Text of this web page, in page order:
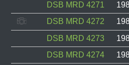
DSB MRD 4271
DSB MRD 4272
DSB MRD 4273
DSB MRD 4274